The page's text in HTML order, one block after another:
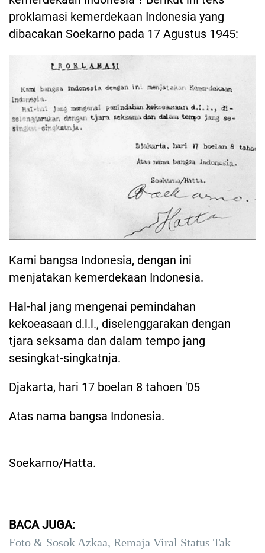
proklamasi kemerdekaan Indonesia yang
dibacakan Soekarno pada 17 Agustus 1945:
Kami bangsa Indonesia, dengan ini
menjatakan kemerdekaan Indonesia.
Hal-hal jang mengenai pemindahan
kekoeasaan d.l.l., diselenggarakan dengan
tjara seksama dan dalam tempo jang
sesingkat-singkatnja.
Djakarta, hari 17 boelan 8 tahoen '05
Atas nama bangsa Indonesia.
Soekarno/Hatta.
BACA JUGA:
Foto & Sosok Azkaa, Remaja Viral Status Tak